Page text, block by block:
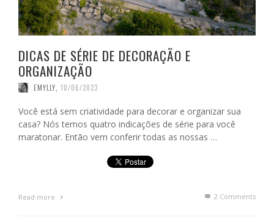
DICAS DE SÉRIE DE DECORAÇÃO E
ORGANIZAÇÃO
EMYLLY 10/06/2023
Você está sem criatividade para decorar e organizar sua
casa? Nós temos quatro indicações de série para você
maratonar. Então vem conferir todas as nossas …
Read more 2 Comments